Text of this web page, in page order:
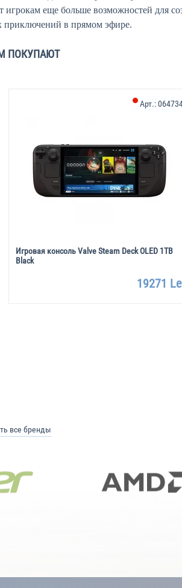
игрокам еще больше возможностей для
приключений в прямом эфире.
ПОКУПАЮТ
Игровая консоль Valve Steam Deck OLED 1TB
Black
Арт.:
19271
все бренды